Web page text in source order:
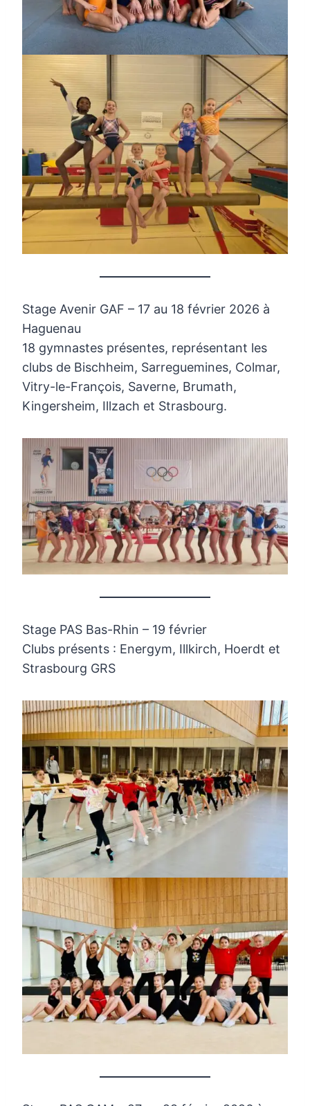
Stage Avenir GAF – 17 au 18 février 2026 à
Haguenau
18 gymnastes présentes, représentant les
clubs de Bischheim, Sarreguemines, Colmar,
Vitry-le-François, Saverne, Brumath,
Kingersheim, Illzach et Strasbourg.
Stage PAS Bas-Rhin – 19 février
Clubs présents : Energym, Illkirch, Hoerdt et
Strasbourg GRS